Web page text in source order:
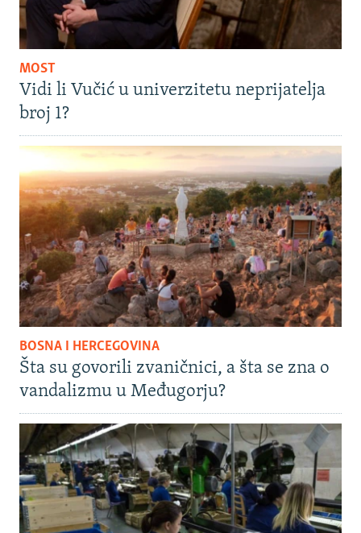
MOST
Vidi li Vučić u univerzitetu neprijatelja
broj 1?
BOSNA I HERCEGOVINA
Šta su govorili zvaničnici, a šta se zna o
vandalizmu u Međugorju?